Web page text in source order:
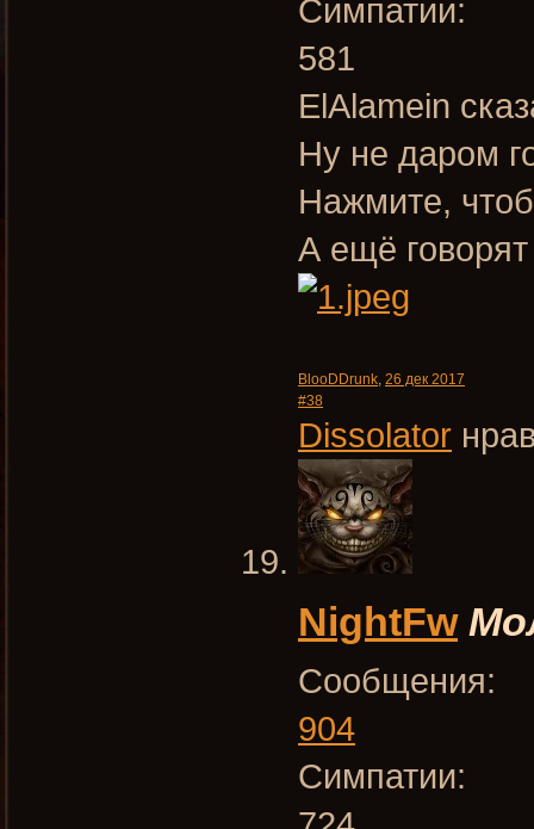
Симпатии:
581
ElAlamein
Ну не даром
Нажмите,
А ещё говорят
BlooDDrunk, 26 дек 2017
#38
Dissolator
NightFw
Сообщения:
904
Симпатии: